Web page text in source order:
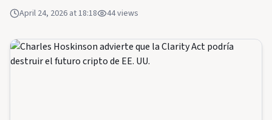
April 24, 2026 at 18:18 44views